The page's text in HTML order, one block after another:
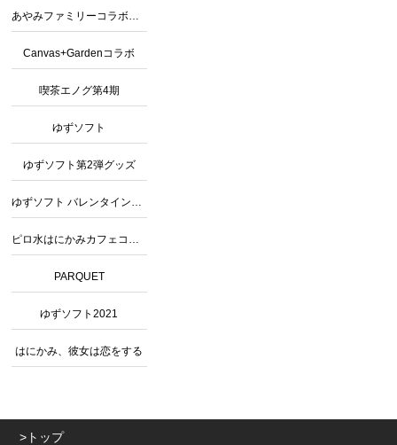
Canvas+Gardenコラボ
喫茶エノグ第4期
ゆずソフト
ゆずソフト第2弾グッズ
PARQUET
ゆずソフト2021
はにかみ、彼女は恋をする
トップ